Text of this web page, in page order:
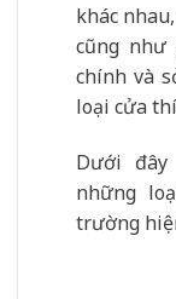
khác
cũng
chính và
loại cửa
Dưới
những
trường